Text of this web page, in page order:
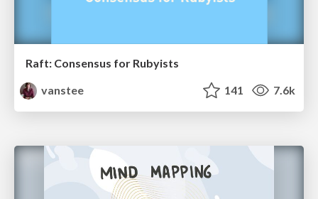
Raft: Consensus for Rubyists
vanstee
141 7.6k